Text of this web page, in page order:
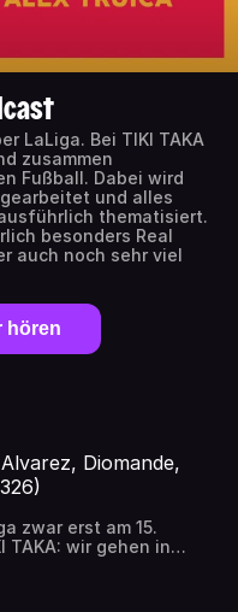
LaLiga. Bei TIKI TAKA
zusammen
Fußball. Dabei wird
und alles
thematisiert.
besonders Real
auch noch sehr viel
hören
Diomande,
zwar erst am 15.
wir gehen in
dazu nicht nur einige
auch einen großen